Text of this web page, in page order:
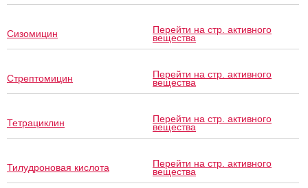
Сизомицин Перейти на стр. активного
вещества
Стрептомицин Перейти на стр. активного
вещества
Тетрациклин Перейти на стр. активного
вещества
Тилудроновая кислота Перейти на стр. активного
вещества